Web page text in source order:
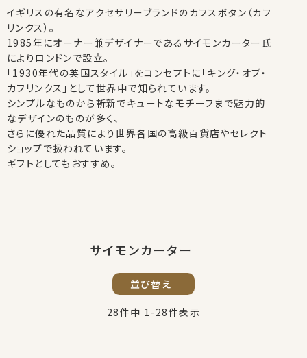
イギリスの有名なアクセサリーブランドのカフスボタン（カフ
リンクス）。
1985年にオーナー兼デザイナーであるサイモンカーター氏
によりロンドンで設立。
「1930年代の英国スタイル」をコンセプトに「キング・オブ・
カフリンクス」として世界中で知られています。
シンプルなものから斬新でキュートなモチーフまで魅力的
なデザインのものが多く、
さらに優れた品質により世界各国の高級百貨店やセレクト
ショップで扱われています。
ギフトとしてもおすすめ。
サイモンカーター
並び替え
28件中 1 -28件表示